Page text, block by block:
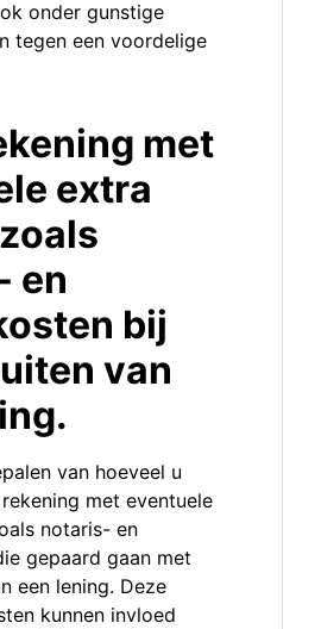
onder gunstige
tegen een voordelige
met
extra
en
bij
van
van hoeveel u
met eventuele
notaris- en
gepaard gaan met
een lening. Deze
kunnen invloed